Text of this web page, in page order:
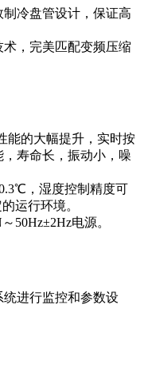
冷盘管设计，保证高
，完美匹配变频压缩
能的大幅提升，实时按
寿命长，振动小，噪
，湿度控制精度可
运行环境。
50Hz±2Hz电源。
进行监控和参数设